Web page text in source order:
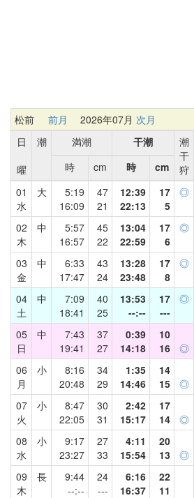
松前 前月 2026年07月 次月
日
曜
潮 満潮 干潮
潮
干
狩
時
cm 時
cm
01
水
大
5:19
16:09
47
21
12:39
22:13
17
5
◎
02
木
中
5:57
16:57
45
22
13:04
22:59
17
6
◎
03
金
中
6:33
17:47
43
24
13:28
23:48
17
8
◎
04
土
中
7:09
18:41
40
25
13:53
--:--
17
---
◎
05
日
中
7:43
19:41
37
27
0:39
14:18
10
16
◎
06
月
小
8:16
20:48
34
29
1:35
14:46
14
15
◎
07
火
小
8:47
22:05
30
31
2:42
15:17
17
14
◎
08
水
小
9:17
23:27
27
33
4:11
15:54
20
13
◎
09
木
長
9:44
--:--
24
---
6:16
16:37
22
11